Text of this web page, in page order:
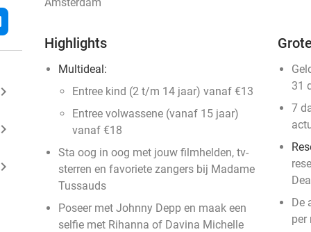
keyboard_arrow_right
keyboard_arrow_right
keyboard_arrow_right
Highlights
Multideal:
Entree kind (2 t/m 14 jaar) vanaf €13
Entree volwassene (vanaf 15 jaar)
vanaf €18
Sta oog in oog met jouw filmhelden, tv-
sterren en favoriete zangers bij Madame
Tussauds
Poseer met Johnny Depp en maak een
selfie met Rihanna of Davina Michelle
31
7
De
per